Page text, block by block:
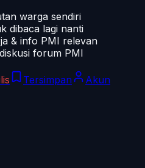
warga sendiri
dibaca lagi nanti
& info PMI relevan
forum PMI
Tersimpan Akun